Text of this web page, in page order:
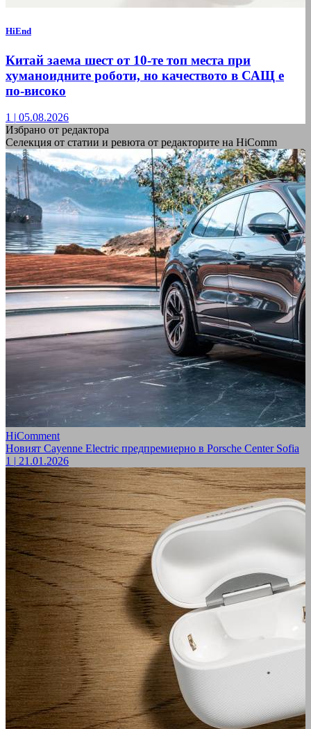
HiEnd
Китай заема шест от 10-те топ места при
хуманоидните роботи, но качеството в САЩ е
по-високо
1 | 05.08.2026
Избрано от редактора
Селекция от статии и ревюта от редакторите на HiComm
HiComment
Новият Cayenne Electric предпремиерно в Porsche Center Sofia
1 | 21.01.2026